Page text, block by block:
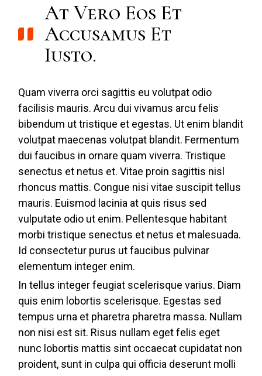
At Vero Eos Et
Accusamus Et
Iusto.
Quam viverra orci sagittis eu volutpat odio
facilisis mauris. Arcu dui vivamus arcu felis
bibendum ut tristique et egestas. Ut enim blandit
volutpat maecenas volutpat blandit. Fermentum
dui faucibus in ornare quam viverra. Tristique
senectus et netus et. Vitae proin sagittis nisl
rhoncus mattis. Congue nisi vitae suscipit tellus
mauris. Euismod lacinia at quis risus sed
vulputate odio ut enim. Pellentesque habitant
morbi tristique senectus et netus et malesuada.
Id consectetur purus ut faucibus pulvinar
elementum integer enim.
In tellus integer feugiat scelerisque varius. Diam
quis enim lobortis scelerisque. Egestas sed
tempus urna et pharetra pharetra massa. Nullam
non nisi est sit. Risus nullam eget felis eget
nunc lobortis mattis sint occaecat cupidatat non
proident, sunt in culpa qui officia deserunt molli